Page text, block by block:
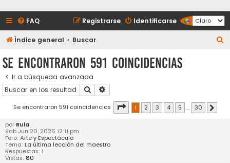
FAQ Identificarse
Registrarse
Índice general Buscar
Se encontraron 591 coincidencias
Ir a búsqueda avanzada
Buscar
Se encontraron 591 coincidencias Página de 30
1 2 3 4 5 … 30
por Rula
Sab Jun 20, 2026 12:11 pm
Foro: Arte y Espectáculo
Tema: La última lección del maestro
Respuestas: 1
Vistas: 80